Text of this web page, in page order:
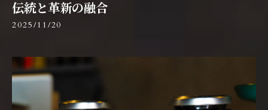
伝統と革新の融合
2025/11/20